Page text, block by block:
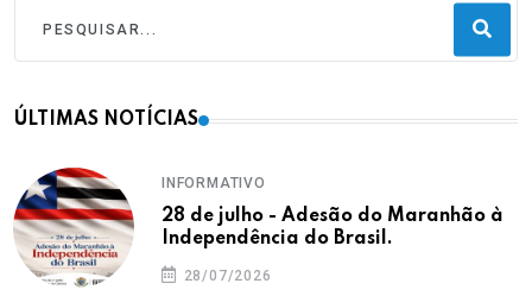
ÚLTIMAS NOTÍCIAS
INFORMATIVO
28 de julho - Adesão do Maranhão à
Independência do Brasil.
28/07/2026